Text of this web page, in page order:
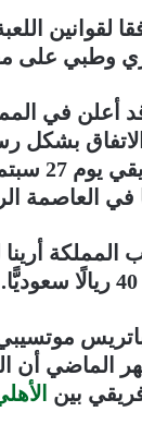
لقوانين
أعلن في
بشكل
الأفريقي لكرة
في العاصمة
المملكة
.
باتريس
الماضي أن
بين